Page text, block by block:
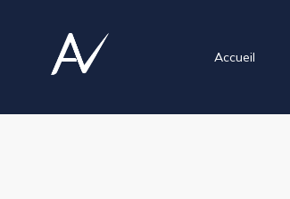
Accueil